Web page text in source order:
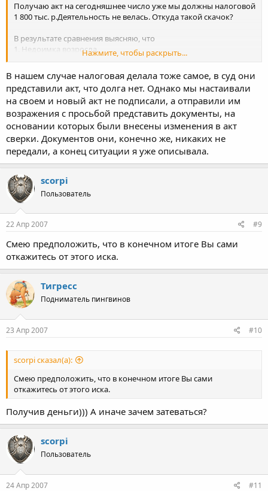
Получаю акт на сегодняшнее число уже мы должны налоговой
1 800 тыс. р.Деятельность не велась. Откуда такой скачок?
В результате сравнения выясняю, что
1. Недоимка возросла.
2. Появился долг перед налоговой по графе отсроченная
3. Некоторые переплаты например по НДФЛ, за исключением
доходов, полученнх в виде дивидендов в размере 600 тыс.р.
просто из акта испарились.
Какой написать иск в суд, чтобы обязанность по доказыванию
была на налоговой?
Нажмите, чтобы раскрыть...
В нашем случае налоговая делала тоже самое, в суд они
представили акт, что долга нет. Однако мы настаивали
на своем и новый акт не подписали, а отправили им
возражения с просьбой представить документы, на
основании которых были внесены изменения в акт
сверки. Документов они, конечно же, никаких не
передали, а конец ситуации я уже описывала.
scorpi
Пользователь
22 Апр 2007 #9
Смею предположить, что в конечном итоге Вы сами
откажитесь от этого иска.
Тигресс
Подниматель пингвинов
23 Апр 2007 #10
scorpi сказал(а):
Смею предположить, что в конечном итоге Вы сами
откажитесь от этого иска.
Получив деньги))) А иначе зачем затеваться?
scorpi
Пользователь
24 Апр 2007 #11